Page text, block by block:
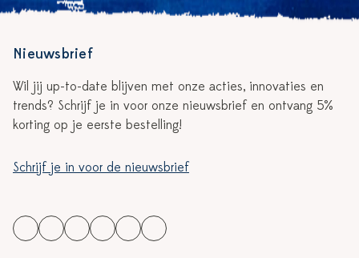
Nieuwsbrief
Wil jij up-to-date blijven met onze acties, innovaties en
trends? Schrijf je in voor onze nieuwsbrief en ontvang 5%
korting op je eerste bestelling!
Schrijf je in voor de nieuwsbrief